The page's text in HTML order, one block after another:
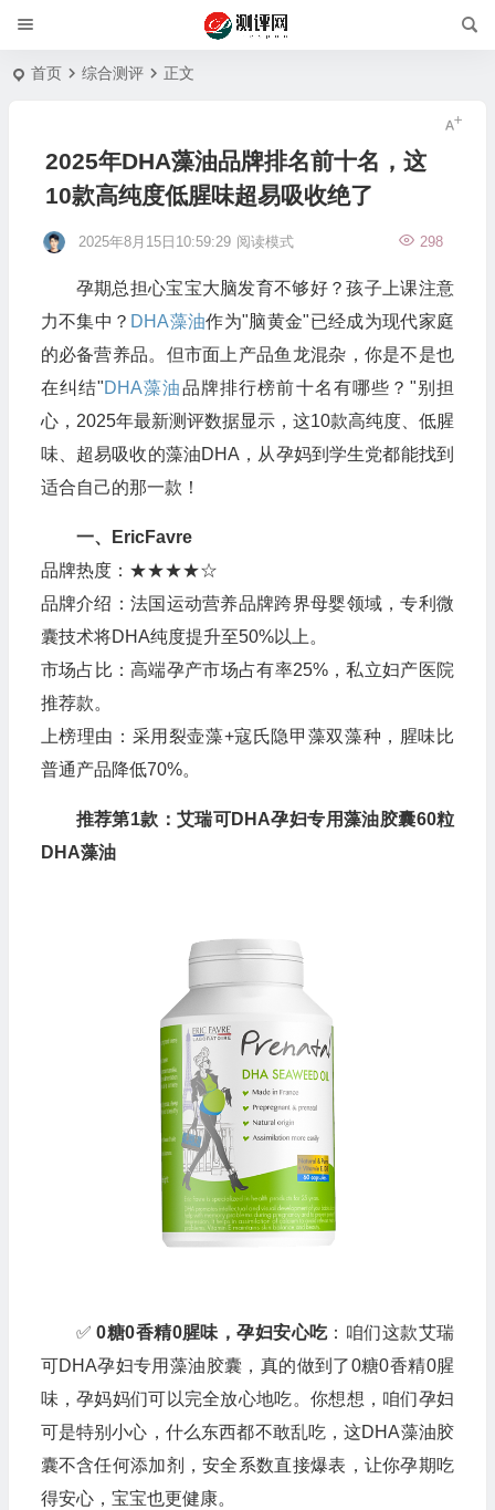
首页 综合测评 正文
2025年DHA藻油品牌排名前十名，这
10款高纯度低腥味超易吸收绝了
2025年8月15日10:59:29 298
阅读模式
孕期总担心宝宝大脑发育不够好？孩子上课注意
力不集中？ DHA藻油作为"脑黄金"已经成为现代家庭
的必备营养品。但市面上产品鱼龙混杂，你是不是也
在纠结"DHA藻油品牌排行榜前十名有哪些？"别担
心，2025年最新测评数据显示，这10款高纯度、低腥
味、超易吸收的藻油DHA，从孕妈到学生党都能找到
适合自己的那一款！
一、EricFavre
品牌热度：★★★★☆
品牌介绍：法国运动营养品牌跨界母婴领域，专利微
囊技术将DHA纯度提升至50%以上。
市场占比：高端孕产市场占有率25%，私立妇产医院
推荐款。
上榜理由：采用裂壶藻+寇氏隐甲藻双藻种，腥味比
普通产品降低70%。
推荐第1款：艾瑞可DHA孕妇专用藻油胶囊60粒
DHA藻油
✅0糖0香精0腥味，孕妇安心吃：咱们这款艾瑞
可DHA孕妇专用藻油胶囊，真的做到了0糖0香精0腥
味，孕妈妈们可以完全放心地吃。你想想，咱们孕妇
可是特别小心，什么东西都不敢乱吃，这DHA藻油胶
囊不含任何添加剂，安全系数直接爆表，让你孕期吃
得安心，宝宝也更健康。